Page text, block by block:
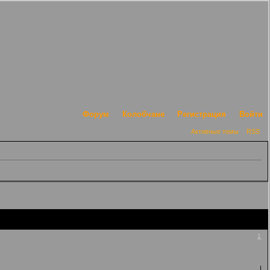
Форум Колобчане Регистрация Войти
Активные темы RSS
1